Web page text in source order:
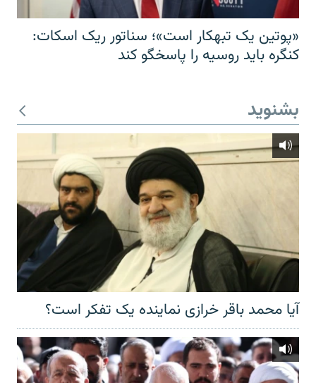
«پوتین یک تبهکار است»؛ سناتور ریک اسکات:
کنگره باید روسیه را پاسخگو کند
بشنوید
آیا محمد باقر خرازی نماینده یک تفکر است؟